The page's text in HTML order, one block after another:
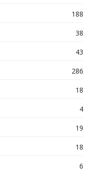
188
38
43
286
18
4
19
18
6